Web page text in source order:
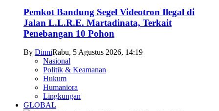
Pemkot Bandung Segel Videotron Ilegal di
Jalan L.L.R.E. Martadinata, Terkait
Penebangan 10 Pohon
By DinniRabu, 5 Agustus 2026, 14:19
Nasional
Politik & Keamanan
Hukum
Humaniora
Lingkungan
GLOBAL